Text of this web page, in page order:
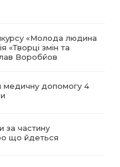
«Молода людина
«Творці змін та
Воробйов
медичну допомогу 4
за частину
що йдеться